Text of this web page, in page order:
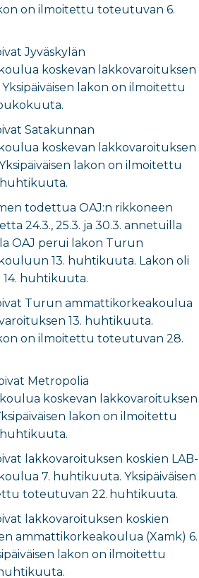
on ilmoitettu toteutuvan 6.
Jyväskylän
koskevan lakkovaroituksen
lakon on ilmoitettu
Satakunnan
koskevan lakkovaroituksen
lakon on ilmoitettu
todettua OAJ:n rikkoneen
24.3., 25.3. ja 30.3. annetuilla
OAJ perui lakon Turun
13. huhtikuuta. Lakon oli
huhtikuuta.
Turun ammattikorkeakoulua
13. huhtikuuta.
on ilmoitettu toteutuvan 28.
Metropolia
koskevan lakkovaroituksen
lakon on ilmoitettu
lakkovaroituksen koskien LAB-
7. huhtikuuta. Yksipäiväisen
toteutuvan 22. huhtikuuta.
lakkovaroituksen koskien
ammattikorkeakoulua (Xamk) 6.
lakon on ilmoitettu